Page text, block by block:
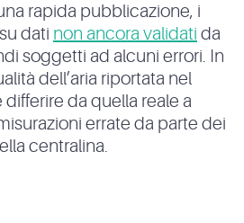
rapida pubblicazione, i
dati non ancora validati da
soggetti ad alcuni errori. In
dell’aria riportata nel
da quella reale a
errate da parte dei
centralina.